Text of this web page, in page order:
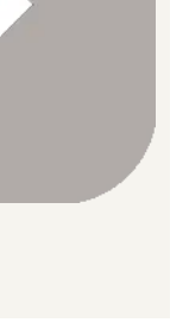
しております。